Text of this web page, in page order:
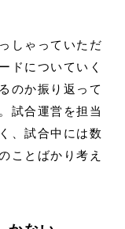
しゃっていただ
ドについていく
のか振り返って
試合運営を担当
、試合中には数
ことばかり考え